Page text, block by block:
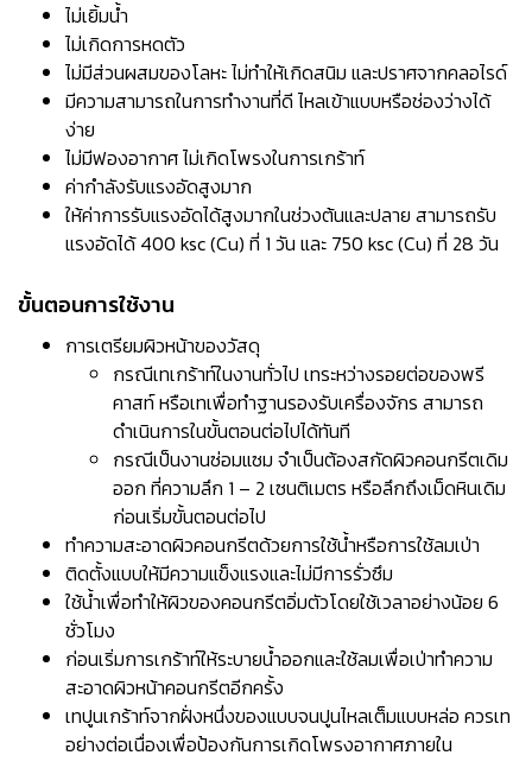
ไม่เยิ้มน้ำ
ไม่เกิดการหดตัว
ไม่มีส่วนผสมของโลหะ ไม่ทำให้เกิดสนิม และปราศจากคลอไรด์
มีความสามารถในการทำงานที่ดี ไหลเข้าแบบหรือช่องว่างได้
ง่าย
ไม่มีฟองอากาศ ไม่เกิดโพรงในการเกร้าท์
ค่ากำลังรับแรงอัดสูงมาก
ให้ค่าการรับแรงอัดได้สูงมากในช่วงต้นและปลาย สามารถรับ
แรงอัดได้ 400 ksc (Cu) ที่ 1 วัน และ 750 ksc (Cu) ที่ 28 วัน
ขั้นตอนการใช้งาน
การเตรียมผิวหน้าของวัสดุ
กรณีเทเกร้าท์ในงานทั่วไป เทระหว่างรอยต่อของพรี
คาสท์ หรือเทเพื่อทำฐานรองรับเครื่องจักร สามารถ
ดำเนินการในขั้นตอนต่อไปได้ทันที
กรณีเป็นงานซ่อมแซม จำเป็นต้องสกัดผิวคอนกรีตเดิม
ออก ที่ความลึก 1 – 2 เซนติเมตร หรือลึกถึงเม็ดหินเดิม
ก่อนเริ่มขั้นตอนต่อไป
ทำความสะอาดผิวคอนกรีตด้วยการใช้น้ำหรือการใช้ลมเป่า
ติดตั้งแบบให้มีความแข็งแรงและไม่มีการรั่วซึม
ใช้น้ำเพื่อทำให้ผิวของคอนกรีตอิ่มตัวโดยใช้เวลาอย่างน้อย 6
ชั่วโมง
ก่อนเริ่มการเกร้าท์ให้ระบายน้ำออกและใช้ลมเพื่อเป่าทำความ
สะอาดผิวหน้าคอนกรีตอีกครั้ง
เทปูนเกร้าท์จากฝั่งหนึ่งของแบบจนปูนไหลเต็มแบบหล่อ ควรเท
อย่างต่อเนื่องเพื่อป้องกันการเกิดโพรงอากาศภายใน